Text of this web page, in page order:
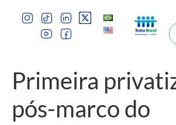
Primeira
pós-marco do